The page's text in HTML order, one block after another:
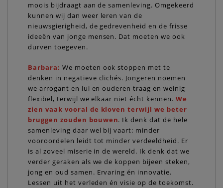
moois bijdraagt aan de samenleving. Omgekeerd
kunnen wij dan weer leren van de
nieuwsgierigheid, de gedrevenheid en de frisse
ideeën van jonge mensen. Dat moeten we ook
durven toegeven.
Barbara: We moeten ook stoppen met te
denken in negatieve clichés. Jongeren noemen
we arrogant en lui en ouderen traag en weinig
flexibel, terwijl we elkaar niet écht kennen. We
zien vaak vooral de kloven terwijl we beter
bruggen zouden bouwen. Ik denk dat de hele
samenleving daar wel bij vaart: minder
vooroordelen leidt tot minder verdeeldheid. Er
is al zoveel miserie in de wereld. Ik denk dat we
verder geraken als we de koppen bijeen steken,
jong en oud samen. Ervaring én innovatie.
Lessen uit het verleden én visie op de toekomst.